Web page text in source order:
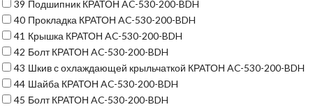
39 Подшипник КРАТОН AC-530-200-BDH
40 Прокладка КРАТОН AC-530-200-BDH
41 Крышка КРАТОН AC-530-200-BDH
42 Болт КРАТОН AC-530-200-BDH
43 Шкив с охлаждающей крыльчаткой КРАТОН AC-530-200-BDH
44 Шайба КРАТОН AC-530-200-BDH
45 Болт КРАТОН AC-530-200-BDH